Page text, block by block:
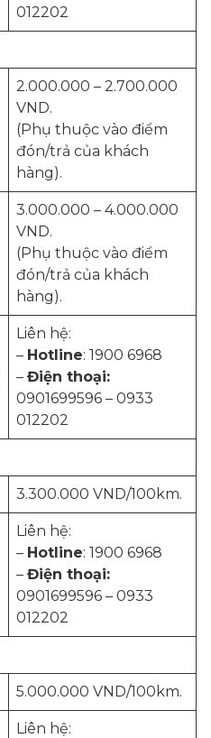
012202
2.000.000 – 2.700.000
VND.
(Phụ thuộc vào điểm
đón/trả của khách
hàng).
3.000.000 – 4.000.000
VND.
(Phụ thuộc vào điểm
đón/trả của khách
hàng).
Liên hệ:
– Hotline: 1900 6968
– Điện thoại:
0901699596 – 0933
012202
3.300.000 VND/100km.
Liên hệ:
– Hotline: 1900 6968
– Điện thoại:
0901699596 – 0933
012202
5.000.000 VND/100km.
Liên hệ: